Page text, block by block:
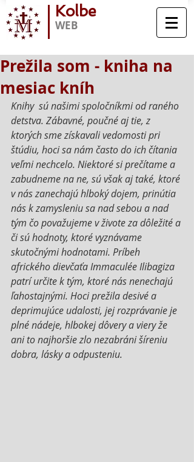
Kolbe
WEB
Prežila som - kniha na
mesiac kníh
Knihy  sú našimi spoločníkmi od raného
detstva. Zábavné, poučné aj tie, z
ktorých sme získavali vedomosti pri
štúdiu, hoci sa nám často do ich čítania
veľmi nechcelo. Niektoré si prečítame a
zabudneme na ne, sú však aj také, ktoré
v nás zanechajú hlboký dojem, prinútia
nás k zamysleniu sa nad sebou a nad
tým čo považujeme v živote za dôležité a
či sú hodnoty, ktoré vyznávame
skutočnými hodnotami. Príbeh
afrického dievčaťa Immaculée Ilibagiza
patrí určite k tým, ktoré nás nenechajú
ľahostajnými. Hoci prežila desivé a
deprimujúce udalosti, jej rozprávanie je
plné nádeje, hlbokej dôvery a viery že
ani to najhoršie zlo nezabráni šíreniu
dobra, lásky a odpusteniu.